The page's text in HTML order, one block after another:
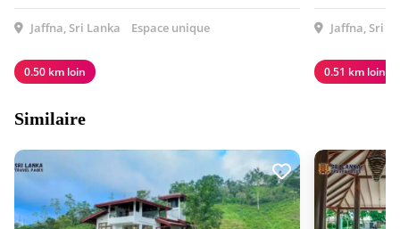
Jaffna, Sri Lanka Espace unique
0.50 km loin
Jaffna, Sri
0.51 km loin
Similaire